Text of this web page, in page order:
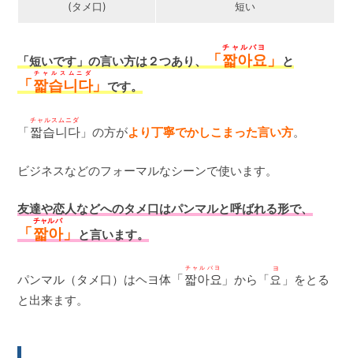
(タメ口)
短い
「短いです」の言い方は２つあり、 「짧아요
チャルバヨ
」 と
「짧습니다
チャルスムニダ
」です。
「짧습니다
チャルスムニダ
」の方がより丁寧でかしこまった言い方。
ビジネスなどのフォーマルなシーンで使います。
友達や恋人などへのタメ口はパンマルと呼ばれる形で、
「짧아
チャルバ
」 と言います。
パンマル（タメ口）はヘヨ体 「짧아요
チャルバヨ
」から「요
ヨ
」をとる
と出来ます。